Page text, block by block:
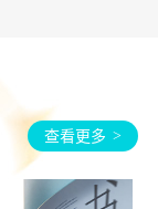
查看更多 >